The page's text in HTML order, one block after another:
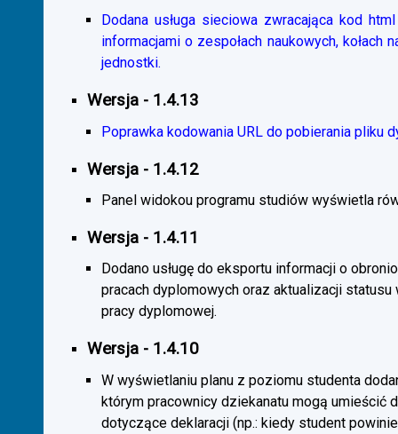
Dodana usługa sieciowa zwracająca kod
informacjami o zespołach naukowych,
jednostki.
Wersja - 1.4.13
Poprawka kodowania URL do pobierania pliku
Wersja - 1.4.12
Panel widokou programu studiów wyświetla
Wersja - 1.4.11
Dodano usługę do eksportu informacji o
pracach dyplomowych oraz aktualizacji
pracy dyplomowej.
Wersja - 1.4.10
W wyświetlaniu planu z poziomu studenta
którym pracownicy dziekanatu mogą umieścić
dotyczące deklaracji (np.: kiedy student